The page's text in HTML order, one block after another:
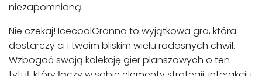
niezapomnianą.
Nie czekaj! IcecoolGranna to wyjątkowa gra, która
dostarczy ci i twoim bliskim wielu radosnych chwil.
Wzbogać swoją kolekcję gier planszowych o ten